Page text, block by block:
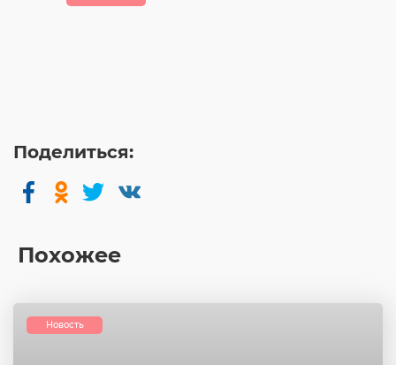
Поделиться:
Похожее
Новость